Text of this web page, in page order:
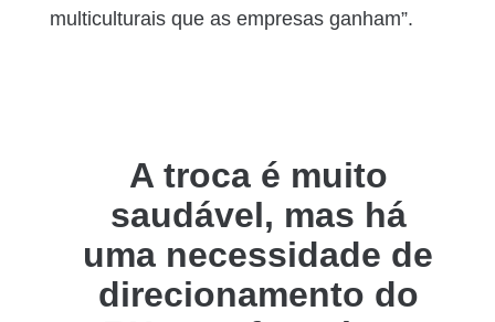
multiculturais que as empresas ganham”.
A troca é muito
saudável, mas há
uma necessidade de
direcionamento do